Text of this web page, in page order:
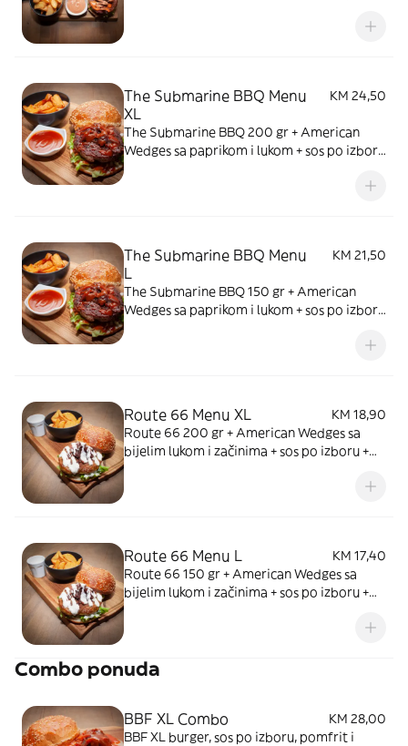
The Submarine BBQ Menu
XL
KM 24,50
The Submarine BBQ 200 gr + American
Wedges sa paprikom i lukom + sos po izboru
The Submarine BBQ Menu
L
KM 21,50
The Submarine BBQ 150 gr + American
Wedges sa paprikom i lukom + sos po izboru
Route 66 Menu XL
KM 18,90
Route 66 200 gr + American Wedges sa
bijelim lukom i začinima + sos po izboru +
Route 66 Menu L
KM 17,40
Route 66 150 gr + American Wedges sa
bijelim lukom i začinima + sos po izboru +
Combo ponuda
BBF XL Combo
KM 28,00
BBF XL burger, sos po izboru, pomfrit i